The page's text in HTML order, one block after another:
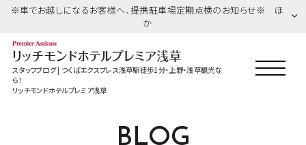
※車でお越しになるお客様へ、提携駐車場定期点検のお知らせ※ ほ
か
スタッフブログ | つくばエクスプレス浅草駅徒歩1分・上野・浅草観光な
ら！
リッチモンドホテルプレミア浅草
BLOG